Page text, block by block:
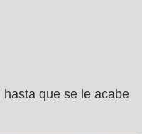
hasta que se le acabe